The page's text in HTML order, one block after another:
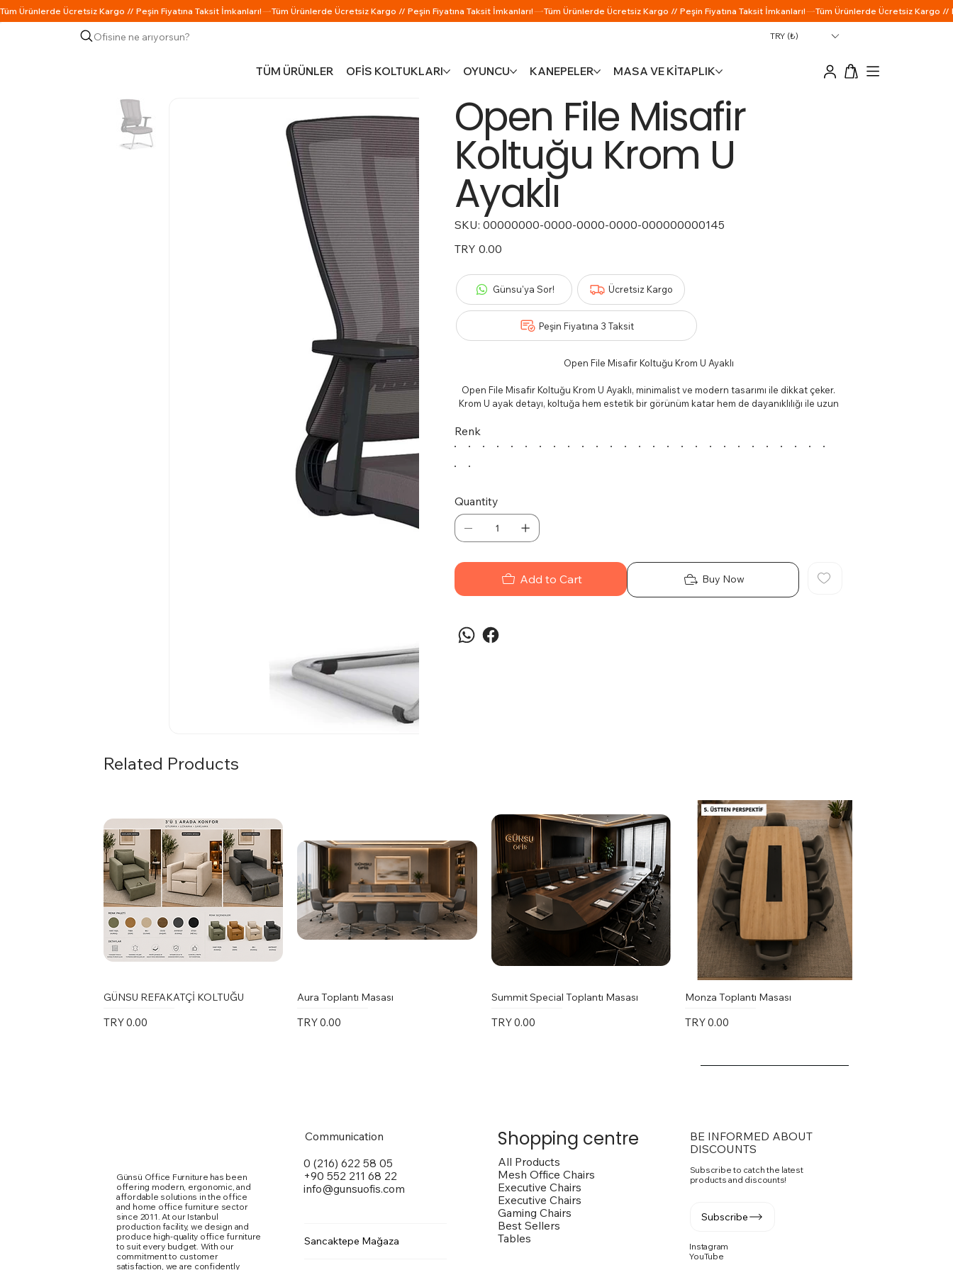
TÜM ÜRÜNLER OFİS KOLTUKLARI OYUNCU KANEPELER MASA VE KİTAPLIK
Ofisine ne arıyorsun? TRY (₺)
Open File Misafir
Koltuğu Krom U
Ayaklı
SKU: SKU
00000000-
0000-
0000-
00000000-0000-0000-0000-000000000145
Price
TRY 0.00
Günsu'ya Sor!
Peşin Fiyatına 3 Taksit
Ücretsiz Kargo
Open File Misafir Koltuğu Krom U Ayaklı
Open File Misafir Koltuğu Krom U Ayaklı, minimalist ve modern tasarımı ile dikkat çeker.
Krom U ayak detayı, koltuğa hem estetik bir görünüm katar hem de dayanıklılığı ile uzun
KROM U AYAKLARIN SOFİSTİKE DOKUNUŞU:
Parlak krom U ayaklar, sadece estetik bir dokunuşla kalmaz, aynı zamanda koltuğunuzun
Misafir koltuğu, ergonomik tasarımı sayesinde sırtınıza tam destek sağlar, böylece
Öne Çıkan Diğer Özellikler:
Modern ve zarif tasarım diline sahip.
Renk
Quantity
Add to Cart Buy Now
Related Products
GÜNSU REFAKATÇİ KOLTUĞU
Price
TRY 0.00
Aura Toplantı Masası
Price
TRY 0.00
Summit Special Toplantı Masası
Price
TRY 0.00
Monza Toplantı Masası
Price
TRY 0.00
Marte Toplantı Masası Kare Metal
Vito Toplantı Masası U Toplantı
Karina Kolsuz Sandalye PASKO SANDALYE
Ergomi Sandalye Fuga Yönetici Masa Takımı
Günsü Office Furniture has been
offering modern, ergonomic, and
affordable solutions in the office
and home office furniture sector
since 2011. At our Istanbul
production facility, we design and
produce high-quality office furniture
to suit every budget. With our
commitment to customer
satisfaction, we are confidently
Communication
0 (216) 622 58 05
+90 552 211 68 22
info@gunsuofis.com
Sancaktepe Mağaza
Shopping centre
All Products
Mesh Office Chairs
Executive Chairs
Executive Chairs
Gaming Chairs
Best Sellers
Tables
BE INFORMED ABOUT
DISCOUNTS
Subscribe to catch the latest
products and discounts!
Subscribe
Instagram
YouTube